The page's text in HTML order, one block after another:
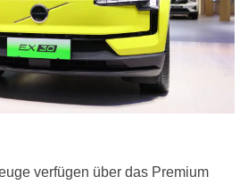
verfügen über das Premium